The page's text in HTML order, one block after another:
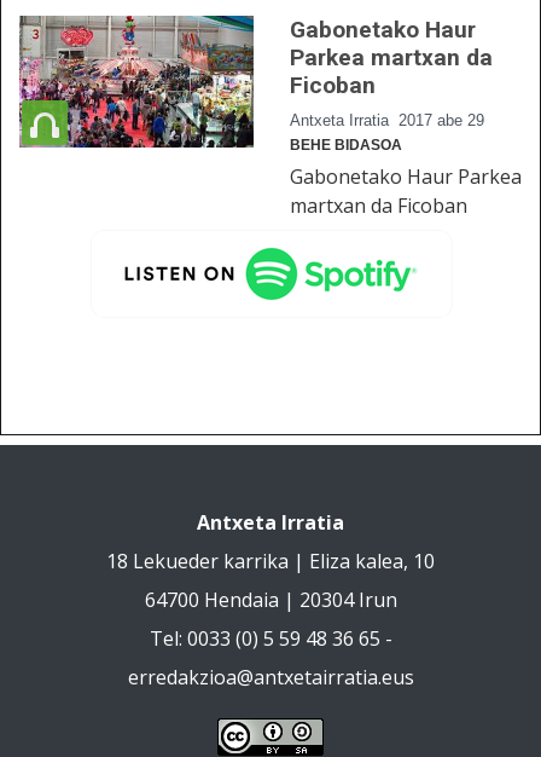
Gabonetako Haur
Parkea martxan da
Ficoban
Antxeta Irratia 2017 abe 29
BEHE BIDASOA
Gabonetako Haur Parkea
martxan da Ficoban
Antxeta Irratia
18 Lekueder karrika | Eliza kalea, 10
64700 Hendaia | 20304 Irun
Tel: 0033 (0) 5 59 48 36 65 -
erredakzioa@antxetairratia.eus